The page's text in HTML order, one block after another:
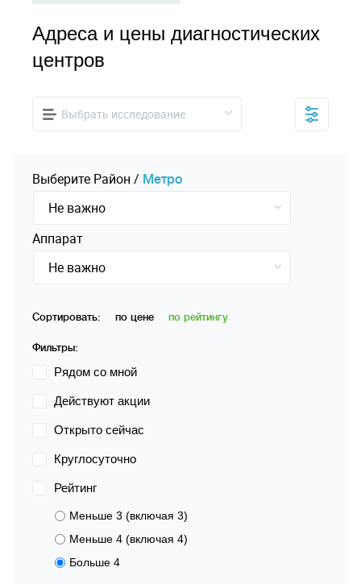
Адреса и цены диагностических
центров
Выбрать исследование
Выберите Pайон / Mетро
Не важно
Аппарат
Не важно
Сортировать: по цене по рейтингу
Фильтры:
Рядом со мной
Действуют акции
Открыто сейчас
Круглосуточно
Рейтинг
Меньше 3 (включая 3)
Меньше 4 (включая 4)
Больше 4